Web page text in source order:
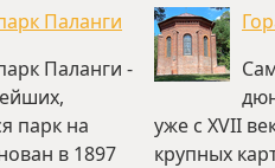
Паланги
Паланги -
парк на
в 1897
уже с XVII
крупных